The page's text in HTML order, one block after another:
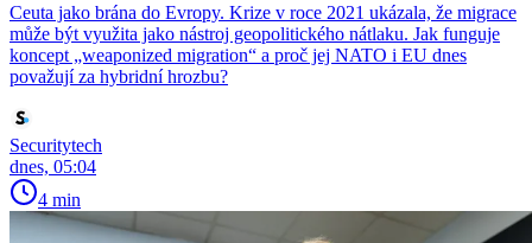
Ceuta jako brána do Evropy. Krize v roce 2021 ukázala, že migrace
může být využita jako nástroj geopolitického nátlaku. Jak funguje
koncept „weaponized migration“ a proč jej NATO i EU dnes
považují za hybridní hrozbu?
Securitytech
dnes, 05:04
4 min